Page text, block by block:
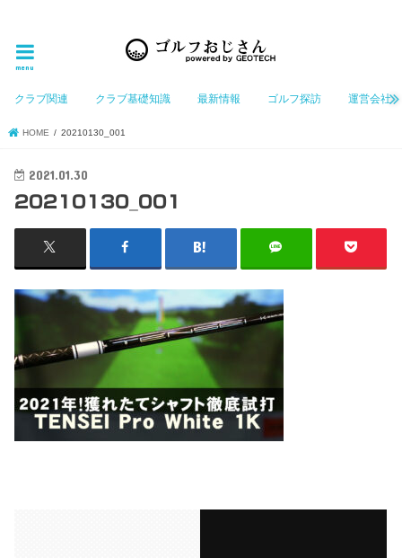
menu
クラブ関連 クラブ基礎知識 最新情報 ゴルフ探訪 運営会社
HOME 20210130_001
2021.01.30
20210130_001